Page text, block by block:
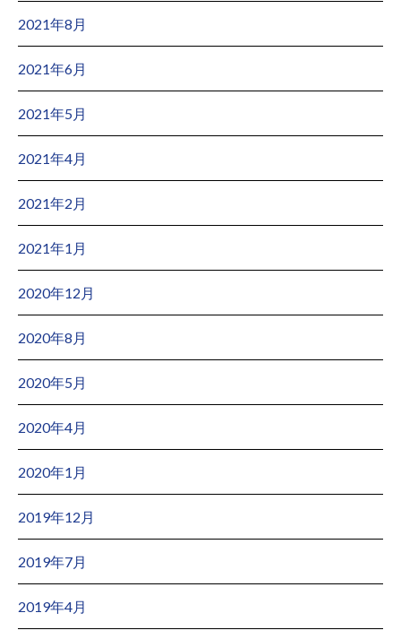
2021年8月
2021年6月
2021年5月
2021年4月
2021年2月
2021年1月
2020年12月
2020年8月
2020年5月
2020年4月
2020年1月
2019年12月
2019年7月
2019年4月